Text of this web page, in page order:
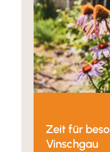
Zeit für
Vinschgau